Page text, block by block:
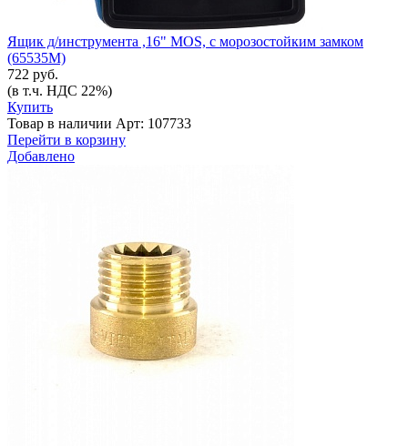
Ящик д/инструмента ,16" MOS, с морозостойким замком
(65535М)
722 руб.
(в т.ч. НДС 22%)
Купить
Товар в наличии Арт: 107733
Перейти в корзину
Добавлено